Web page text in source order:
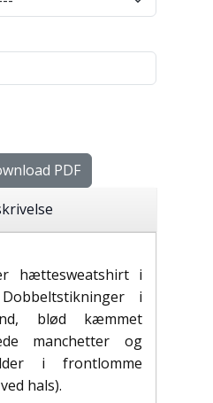
PDF
hættesweatshirt i
i
blød kæmmet
manchetter og
i frontlomme
hals).